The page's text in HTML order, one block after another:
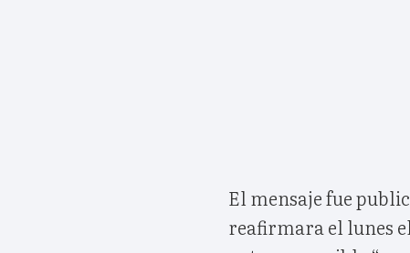
El mensaje fue
reafirmara el lunes